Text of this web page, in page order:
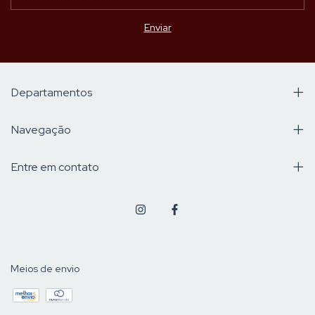
Departamentos
Navegação
Entre em contato
Meios de envio